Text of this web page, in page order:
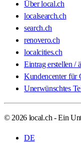
Über local.ch
localsearch.ch
search.ch
renovero.ch
localcities.ch
Eintrag erstellen /
Kundencenter für
Unerwünschtes
© 2026 local.ch - Ein
DE